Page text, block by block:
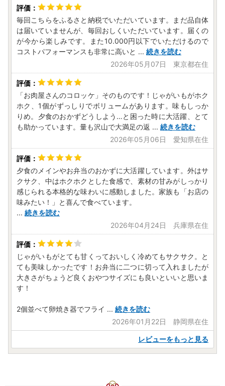
毎回こちらをふるさと納税でいただいています。まだ品自体
は届いていませんが、毎回おしくいただいています。届くの
が今から楽しみです。また10.000円以下でいただけるので
コストパフォーマンスも非常に高いと ... 続きを読む
2026年05月07日 東京都在住
「お肉屋さんのコロッケ」そのものです！じゃがいもがホク
ホク、1個がずっしりでボリュームがあります。味もしっか
りめ。夕食のおかずどうしよう…と困った時に大活躍、とて
も助かっています。量も沢山で大満足の返 ... 続きを読む
2026年05月06日 愛知県在住
夕食のメインやお弁当のおかずに大活躍しています。外はサ
クサク、中はホクホクとした食感で、素材の甘みがしっかり
感じられる本格的な味わいに感動しました。家族も「お店の
味みたい！」と喜んで食べています。
... 続きを読む
2026年04月24日 兵庫県在住
じゃがいもがとても甘くっておいしく冷めてもサクサク。と
ても美味しかったです！お弁当に二つに切って入れましたが
大きさがちょうど良くおやつサイズにも良いといいと思いま
す！
2個並べて卵焼き器でフライ ... 続きを読む
2026年01月22日 静岡県在住
レビューをもっと見る